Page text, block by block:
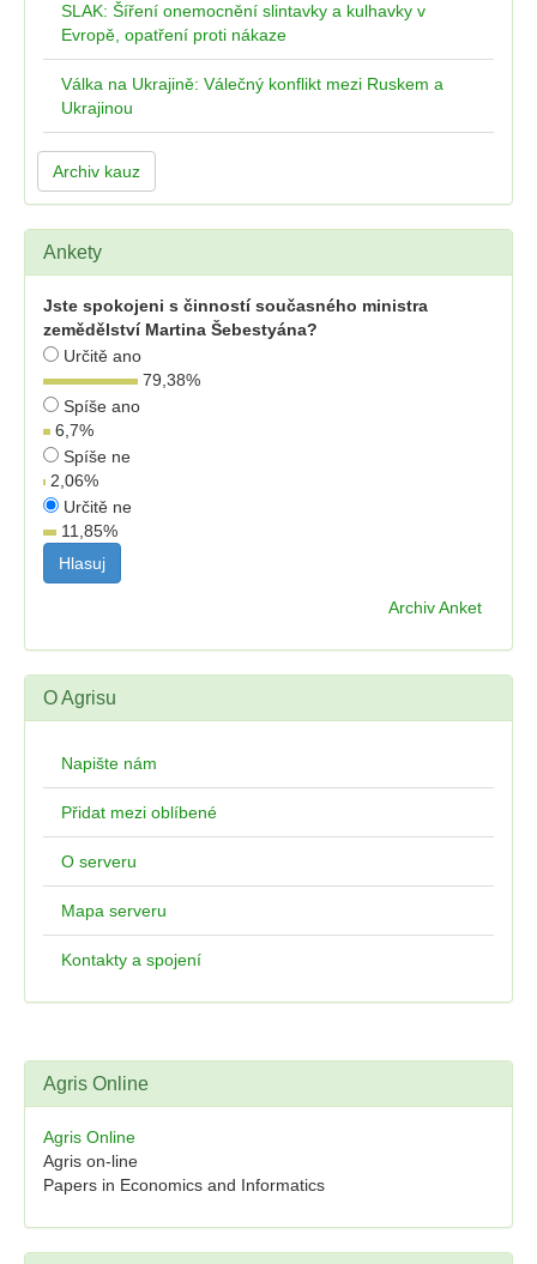
SLAK: Šíření onemocnění slintavky a kulhavky v
Evropě, opatření proti nákaze
Válka na Ukrajině: Válečný konflikt mezi Ruskem a
Ukrajinou
Archiv kauz
Ankety
Jste spokojeni s činností současného ministra
zemědělství Martina Šebestyána?
Určitě ano
79,38%
Spíše ano
6,7%
Spíše ne
2,06%
Určitě ne
11,85%
Archiv Anket
O Agrisu
Napište nám
Přidat mezi oblíbené
O serveru
Mapa serveru
Kontakty a spojení
Agris Online
Agris Online
Agris on-line
Papers in Economics and Informatics